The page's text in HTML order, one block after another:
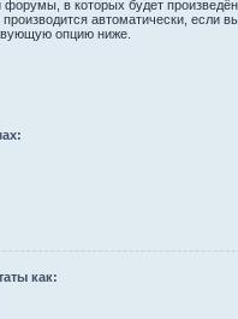
в которых будет произведён
автоматически, если
опцию ниже.
как: